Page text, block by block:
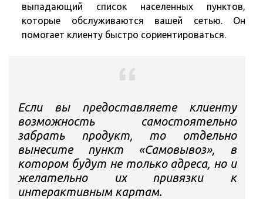
выпадающий список населенных пунктов,
которые обслуживаются вашей сетью. Он
помогает клиенту быстро сориентироваться.
Если вы предоставляете клиенту
возможность самостоятельно
забрать продукт, то отдельно
вынесите пункт «Самовывоз», в
котором будут не только адреса, но и
желательно их привязки к
интерактивным картам.